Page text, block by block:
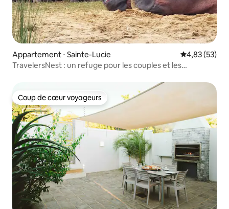
Appartement ⋅ Sainte-Lucie Évaluation
4,83 (53)
TravelersNest : un refuge pour les couples et les
Coup de cœur voyageurs
Coup de cœur voyageurs